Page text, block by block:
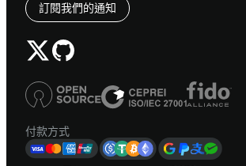
訂閱我們的通知
付款方式